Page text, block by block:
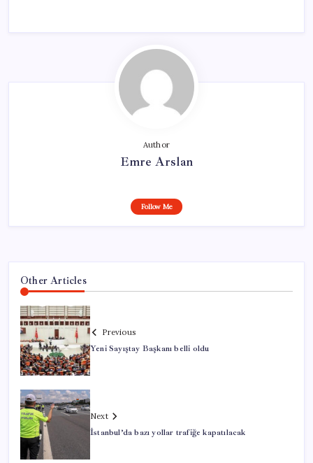
Author
Emre Arslan
Follow Me
Other Articles
Previous
Yeni Sayıştay Başkanı belli oldu
Next
İstanbul’da bazı yollar trafiğe kapatılacak